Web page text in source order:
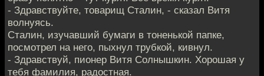
- Здравствуйте, товарищ Сталин, - сказал Витя
волнуясь.
Сталин, изучавший бумаги в тоненькой папке,
посмотрел на него, пыхнул трубкой, кивнул.
- Здравствуй, пионер Витя Солнышкин. Хорошая у
тебя фамилия, радостная.